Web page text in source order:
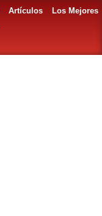
Artículos
Los Mejores